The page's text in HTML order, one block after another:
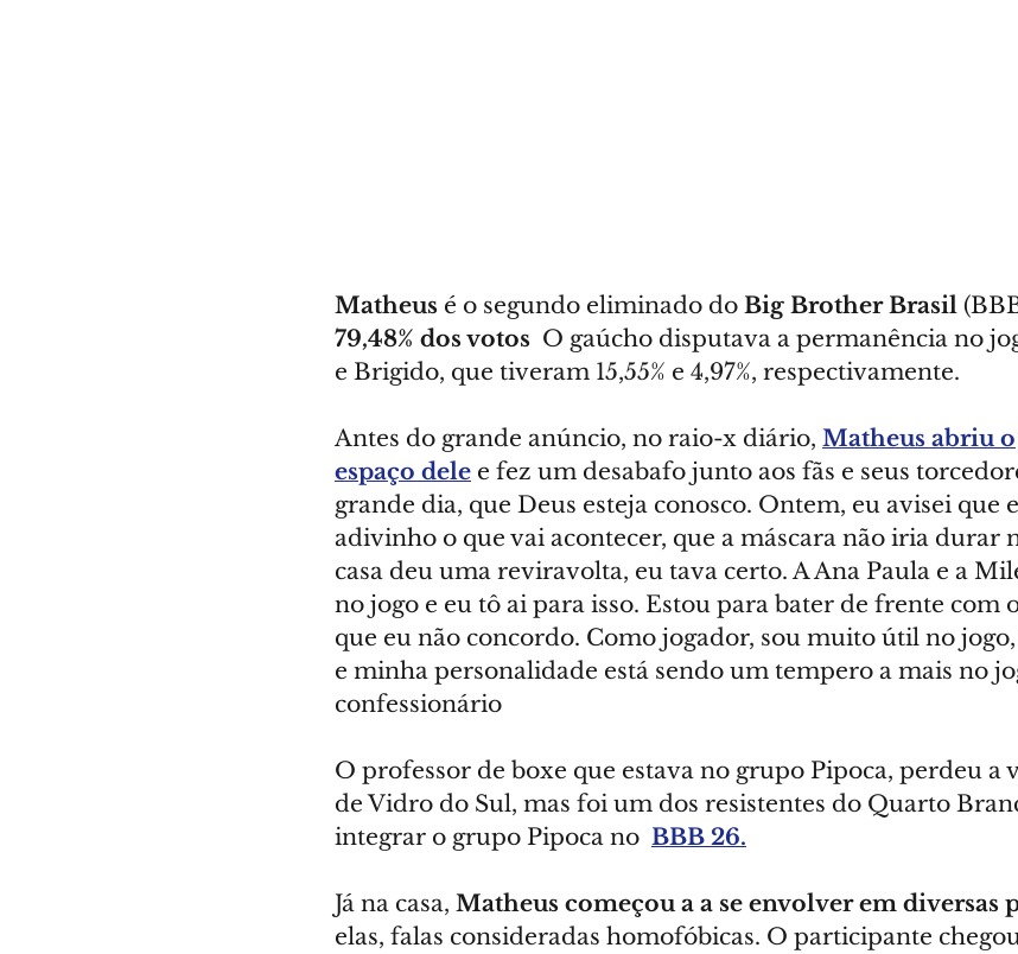
Matheus é o segundo eliminado do Big Brother Brasil
79,48% dos votos O gaúcho disputava a permanência no
e Brigido, que tiveram 15,55% e 4,97%, respectivamente.
Antes do grande anúncio, no raio-x diário, Matheus abriu
espaço dele e fez um desabafo junto aos fãs e seus
grande dia, que Deus esteja conosco. Ontem, eu avisei que
adivinho o que vai acontecer, que a máscara não iria durar
casa deu uma reviravolta, eu tava certo. A Ana Paula e a
no jogo e eu tô ai para isso. Estou para bater de frente com
que eu não concordo. Como jogador, sou muito útil no
e minha personalidade está sendo um tempero a mais no
confessionário
O professor de boxe que estava no grupo Pipoca, perdeu a
de Vidro do Sul, mas foi um dos resistentes do Quarto
integrar o grupo Pipoca no BBB 26.
Já na casa, Matheus começou a a se envolver em diversas
elas, falas consideradas homofóbicas. O participante